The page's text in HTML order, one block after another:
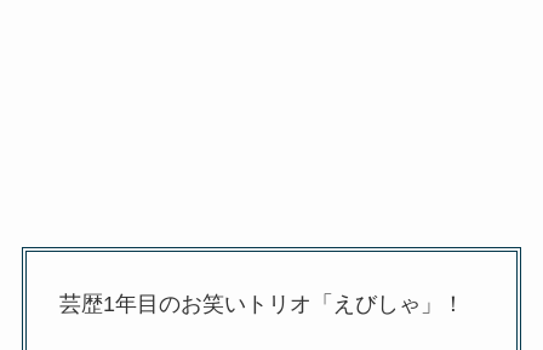
芸歴1年目のお笑いトリオ「えびしゃ」！